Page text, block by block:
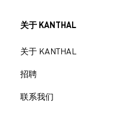
关于 KANTHAL
关于 KANTHAL
招聘
联系我们